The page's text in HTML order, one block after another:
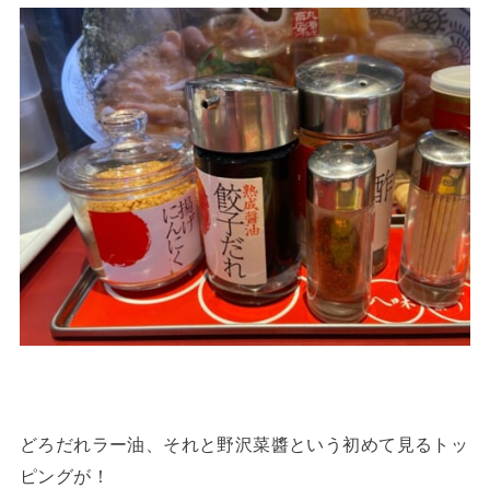
どろだれラー油、それと野沢菜醬という初めて見るトッ
ピングが！